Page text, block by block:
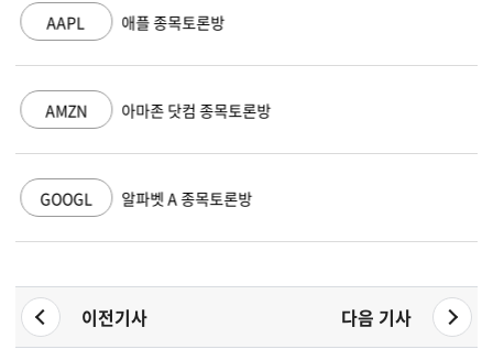
AAPL 애플 종목토론방
AMZN 아마존 닷컴 종목토론방
GOOGL 알파벳 A 종목토론방
이전기사 다음 기사